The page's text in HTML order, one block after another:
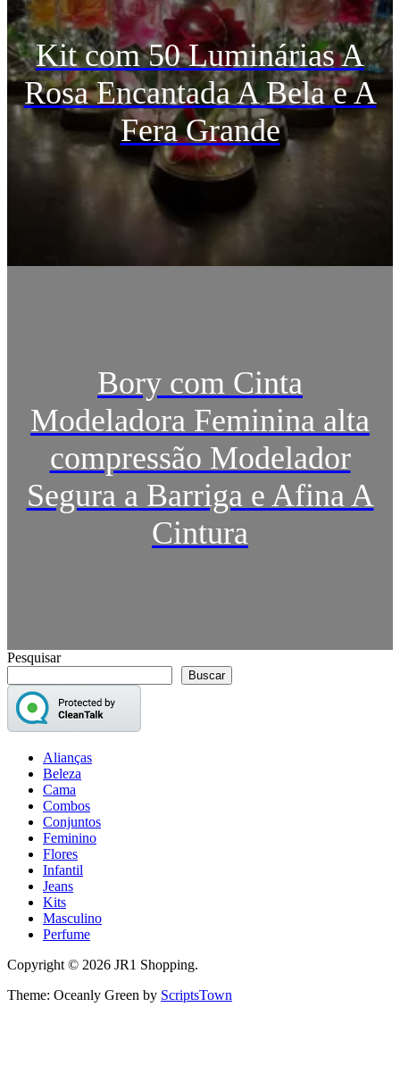
Kit com 50 Luminárias A
Rosa Encantada A Bela e A
Fera Grande
Bory com Cinta
Modeladora Feminina alta
compressão Modelador
Segura a Barriga e Afina A
Cintura
Pesquisar
Buscar
Alianças
Beleza
Cama
Combos
Conjuntos
Feminino
Flores
Infantil
Jeans
Kits
Masculino
Perfume
Copyright © 2026 JR1 Shopping.
Theme: Oceanly Green by ScriptsTown